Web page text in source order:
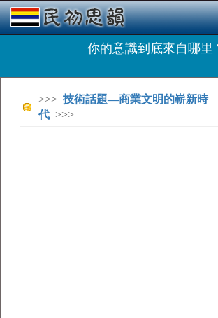
你的意識到底來自哪里
>>> 技術話題—商業文明的嶄新時
代 >>>